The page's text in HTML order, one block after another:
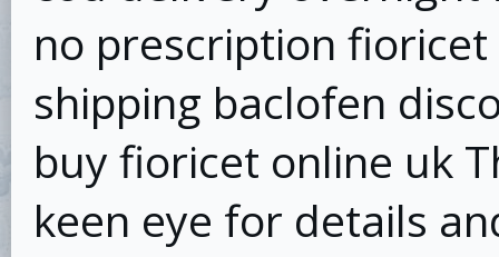
no prescription
shipping baclofen
buy fioricet online uk
keen eye for details